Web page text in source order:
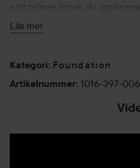
och primer. Innan du
Plant Stem Cell Age-Defying
UVA- och UVB-skydd.
Pumpa ut en liten mängd
hela ansiktet för en jämn och
täckningsgraden. Tona ut i
Läs mer
Kategori: Foundation
Artikelnummer: 1016-397-